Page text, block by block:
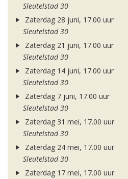
Sleutelstad 30
Zaterdag 28 juni, 17.00 uur
Sleutelstad 30
Zaterdag 21 juni, 17.00 uur
Sleutelstad 30
Zaterdag 14 juni, 17.00 uur
Sleutelstad 30
Zaterdag 7 juni, 17.00 uur
Sleutelstad 30
Zaterdag 31 mei, 17.00 uur
Sleutelstad 30
Zaterdag 24 mei, 17.00 uur
Sleutelstad 30
Zaterdag 17 mei, 17.00 uur